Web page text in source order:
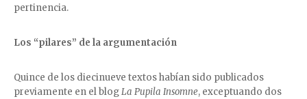
pertinencia.
Los “pilares” de la argumentación
Quince de los diecinueve textos habían sido publicados
previamente en el blogLa Pupila Insomne, exceptuando dos